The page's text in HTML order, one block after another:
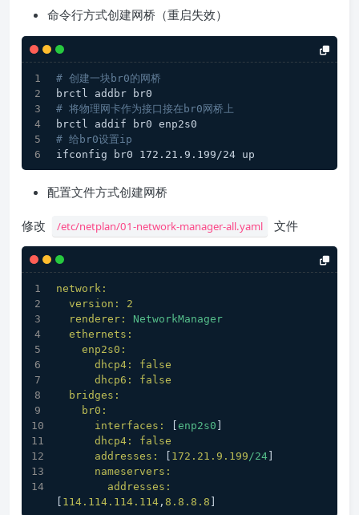
命令行方式创建网桥（重启失效）
# 创建一块br0的网桥
brctl addbr br0
# 将物理网卡作为接口接在br0网桥上
brctl addif br0 enp2s0
# 给br0设置ip
ifconfig br0 172.21.9.199/24 up
配置文件方式创建网桥
修改 /etc/netplan/01-network-manager-all.yaml 文件
network:
version:
2
renderer:
NetworkManager
ethernets:
enp2s0:
dhcp4:
false
dhcp6:
false
bridges:
br0:
interfaces:
enp2s0
dhcp4:
false
addresses:
172.21 .9 .199/24
nameservers:
addresses:
114.114 .114 .114 , 8.8 .8 .8